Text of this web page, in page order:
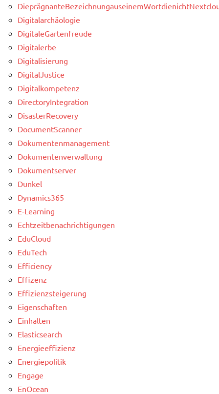
Digitalarchäologie
DigitaleGartenfreude
Digitalerbe
Digitalisierung
DigitalJustice
Digitalkompetenz
DirectoryIntegration
DisasterRecovery
DocumentScanner
Dokumentenmanagement
Dokumentenverwaltung
Dokumentserver
Dunkel
Dynamics365
E-Learning
Echtzeitbenachrichtigungen
EduCloud
EduTech
Efficiency
Effizenz
Effizienzsteigerung
Eigenschaften
Einhalten
Elasticsearch
Energieeffizienz
Energiepolitik
Engage
EnOcean